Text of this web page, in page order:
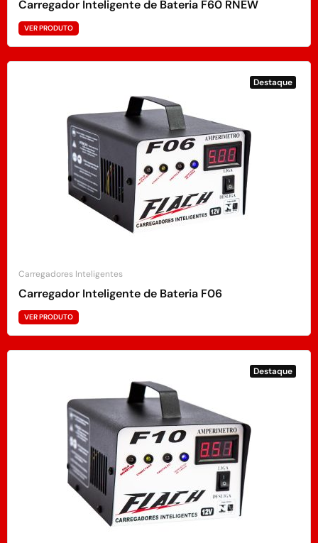
Carregador Inteligente de Bateria F60 RNEW
VER PRODUTO
Destaque
Carregadores Inteligentes
Carregador Inteligente de Bateria F06
VER PRODUTO
Destaque